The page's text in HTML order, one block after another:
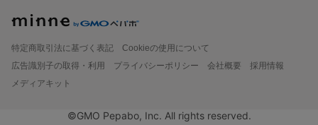
特定商取引法に基づく表記
Cookieの使用について
広告識別子の取得・利用
プライバシーポリシー 会社概要
採用情報
メディアキット
©GMO Pepabo, Inc. All rights reserved.